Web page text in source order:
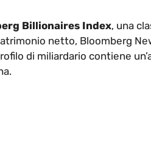
Billionaires Index, una
netto, Bloomberg
di miliardario contiene